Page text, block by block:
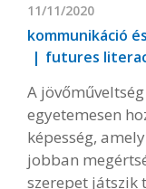
11/11/2020
kommunikáció
futures
A
egyetemesen
képesség,
jobban
szerepet játszik